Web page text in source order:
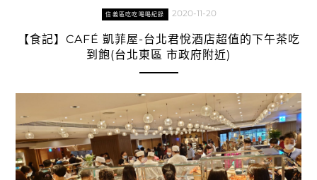
信義區吃吃喝喝紀錄 2020-11-20
【食記】CAFÉ 凱菲屋-台北君悅酒店超值的下午茶吃
到飽(台北東區 市政府附近)